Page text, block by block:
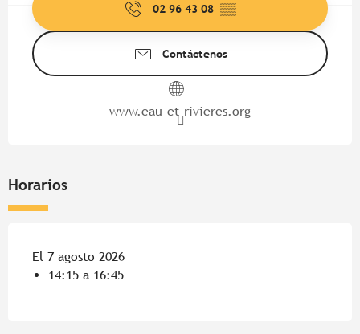
02 96 43 08 ▒▒
Contáctenos
www.eau-et-rivieres.org
Horarios
El 7 agosto 2026
14:15 a 16:45